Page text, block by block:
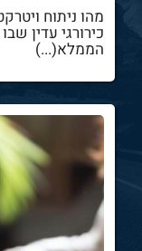
מהו ניתוח
כירורגי עדין
הממלא(...)